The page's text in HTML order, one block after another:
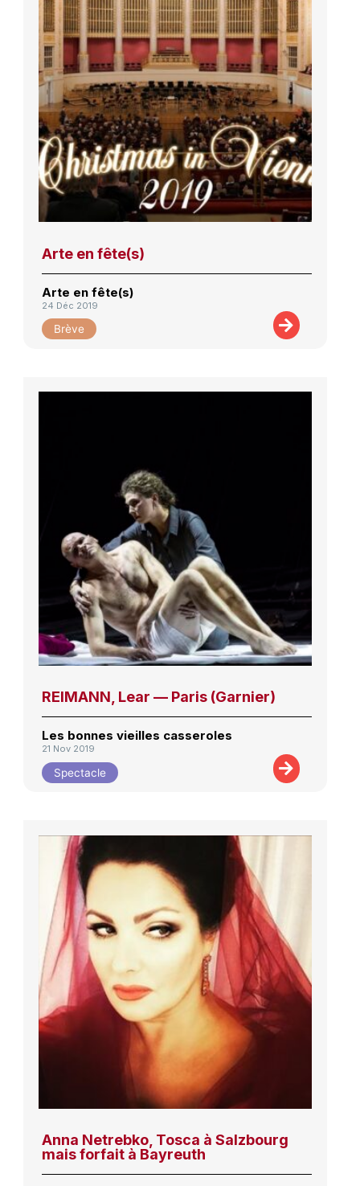
Arte en fête(s)
Arte en fête(s)
24 Déc 2019
Brève
REIMANN, Lear — Paris (Garnier)
Les bonnes vieilles casseroles
21 Nov 2019
Spectacle
Anna Netrebko, Tosca à Salzbourg
mais forfait à Bayreuth